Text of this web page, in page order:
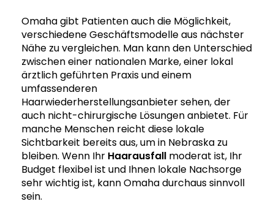
Omaha gibt Patienten auch die Möglichkeit,
verschiedene Geschäftsmodelle aus nächster
Nähe zu vergleichen. Man kann den Unterschied
zwischen einer nationalen Marke, einer lokal
ärztlich geführten Praxis und einem
umfassenderen
Haarwiederherstellungsanbieter sehen, der
auch nicht-chirurgische Lösungen anbietet. Für
manche Menschen reicht diese lokale
Sichtbarkeit bereits aus, um in Nebraska zu
bleiben. Wenn Ihr Haarausfall moderat ist, Ihr
Budget flexibel ist und Ihnen lokale Nachsorge
sehr wichtig ist, kann Omaha durchaus sinnvoll
sein.